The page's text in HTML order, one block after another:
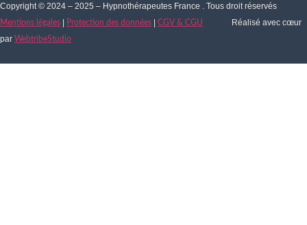
Copyright © 2024 – 2025 – Hypnothérapeutes France . Tous droit réservés
Mentions légales Protection des données CGV & CGU
Réalisé avec cœur
par WebtribeStudio